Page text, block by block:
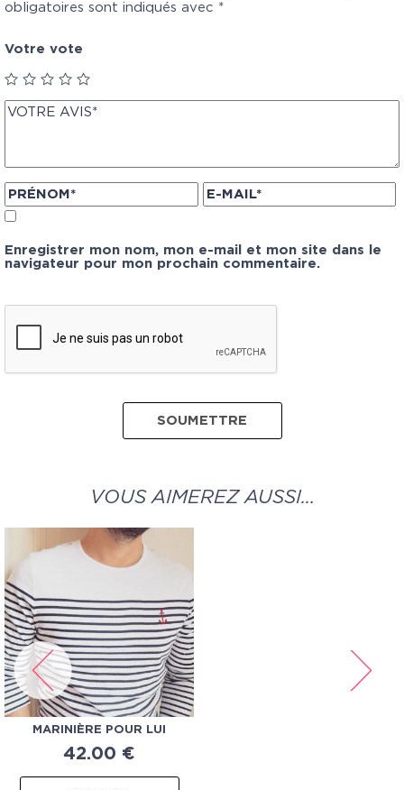
obligatoires sont indiqués avec *
Votre vote
Enregistrer mon nom, mon e-mail et mon site dans le
navigateur pour mon prochain commentaire.
VOUS AIMEREZ AUSSI…
MARINIÈRE POUR LUI
42.00 €